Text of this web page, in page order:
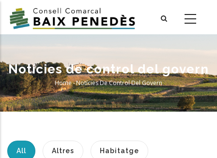
main
Notícies de control del govern
Breadcrumb
Home-Notícies De Control Del Govern
All Altres Habitatge